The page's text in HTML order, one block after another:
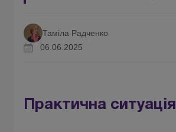
Таміла Радченко
06.06.2025
Практична ситуація